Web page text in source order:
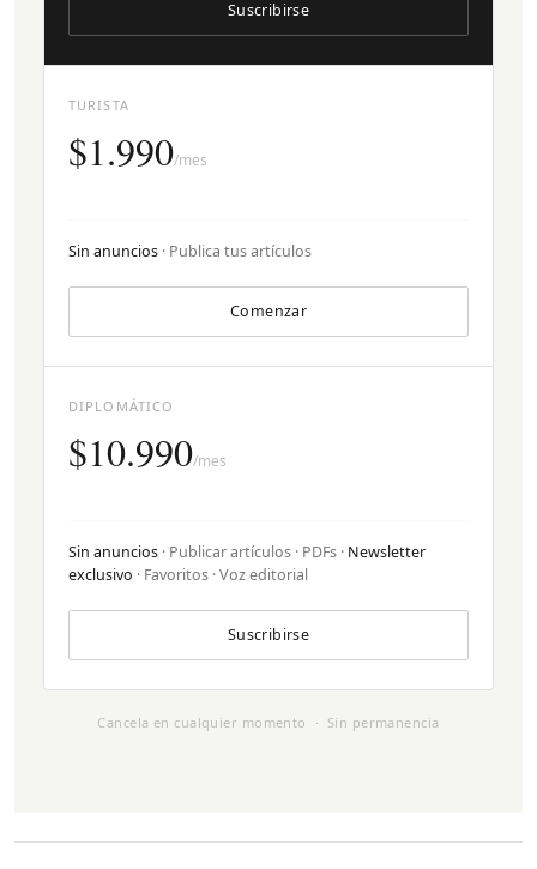
TURISTA
$1.990/mes
Sin anuncios · Publica tus artículos
Comenzar
Suscribirse
DIPLOMÁTICO
$10.990/mes
Sin anuncios · Publicar artículos · PDFs · Newsletter
exclusivo · Favoritos · Voz editorial
Suscribirse
Cancela en cualquier momento · Sin permanencia